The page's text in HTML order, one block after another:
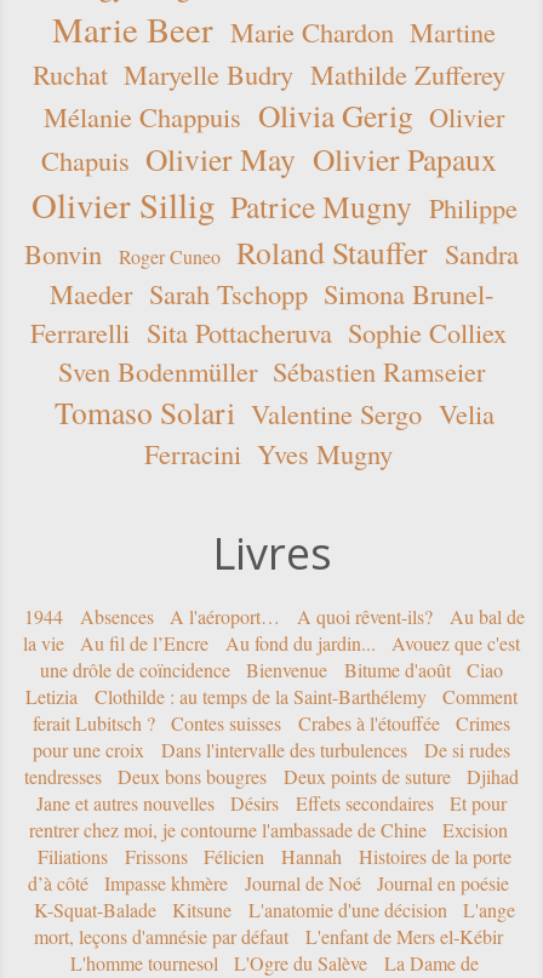
Marie Beer Marie Chardon Martine
Ruchat Maryelle Budry Mathilde Zufferey
Mélanie Chappuis Olivia Gerig Olivier
Chapuis Olivier May Olivier Papaux
Olivier Sillig Patrice Mugny Philippe
Bonvin
Roger Cuneo Roland Stauffer Sandra
Maeder Sarah Tschopp Simona Brunel-
Ferrarelli Sita Pottacheruva Sophie Colliex
Sven Bodenmüller Sébastien Ramseier
Tomaso Solari Valentine Sergo Velia
Ferracini Yves Mugny
Livres
1944 Absences A l'aéroport… A quoi rêvent-ils?
Au bal de
la vie
Au fil de l’Encre Au fond du jardin...
Avouez que c'est
une drôle de coïncidence
Bienvenue Bitume d'août
Ciao
Letizia
Clothilde : au temps de la Saint-Barthélemy
Comment
ferait Lubitsch ?
Contes suisses Crabes à l'étouffée
Crimes
pour une croix
Dans l'intervalle des turbulences
De si rudes
tendresses
Deux bons bougres Deux points de suture
Djihad
Jane et autres nouvelles
Désirs Effets secondaires
Et pour
rentrer chez moi, je contourne l'ambassade de Chine
Excision
Filiations
Frissons Félicien Hannah
Histoires de la porte
d’à côté
Impasse khmère Journal de Noé
Journal en poésie
K-Squat-Balade
Kitsune L'anatomie d'une décision
L'ange
mort, leçons d'amnésie par défaut
L'enfant de Mers el-Kébir
L'homme tournesol
L'Ogre du Salève
La Dame de